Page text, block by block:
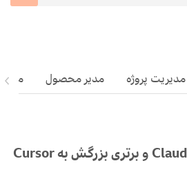
مدیریت پروژه مدیر محصول